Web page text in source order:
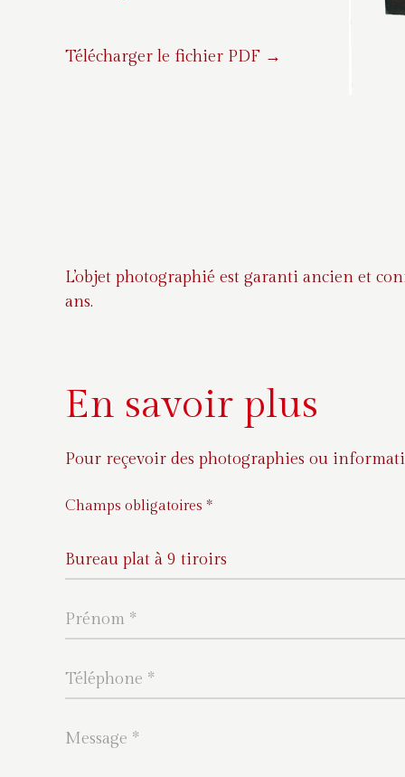
Télécharger le fichier PDF →
L’objet photographié est garanti ancien et
ans.
En savoir plus
Pour reçevoir des photographies ou
Champs obligatoires *